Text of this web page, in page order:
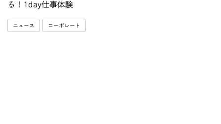
る！1day仕事体験
ニュース コーポレート